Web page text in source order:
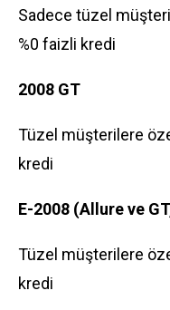
Sadece tüzel
%0 faizli kredi
2008 GT
Tüzel müşterilere
kredi
E-2008 (Allure ve
Tüzel müşterilere
kredi